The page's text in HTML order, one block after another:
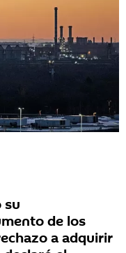
su
de los
a adquirir